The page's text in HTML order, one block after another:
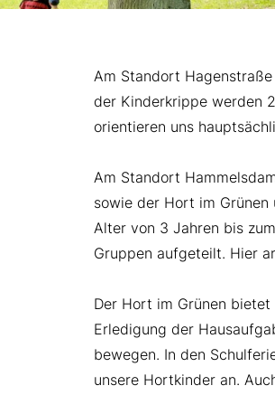
Am Standort
der Kinderkrippe werden
orientieren uns
Am Standort
sowie der Hort im
Alter von 3 Jahren bis
Gruppen aufgeteilt. Hier
Der Hort im Grünen
Erledigung der
bewegen. In den
unsere Hortkinder an.